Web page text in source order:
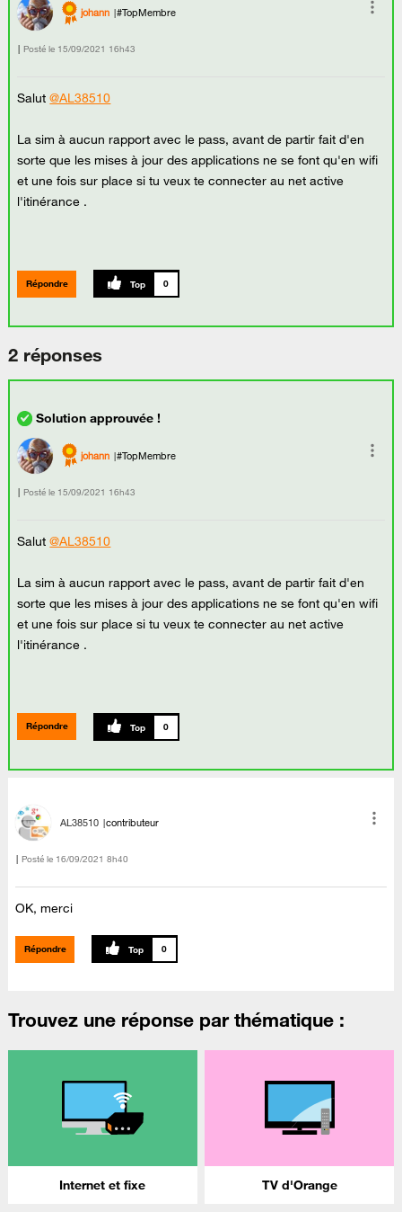
johann #TopMembre
Posté le ‎15/09/2021 16h43
Salut@AL38510
La sim à aucun rapport avec le pass, avant de partir fait d'en
sorte que les mises à jour des applications ne se font qu'en wifi
et une fois sur place si tu veux te connecter au net active
l'itinérance .
Répondre 0
2 réponses
johann #TopMembre
Posté le ‎15/09/2021 16h43
Salut@AL38510
La sim à aucun rapport avec le pass, avant de partir fait d'en
sorte que les mises à jour des applications ne se font qu'en wifi
et une fois sur place si tu veux te connecter au net active
l'itinérance .
Répondre 0
AL38510 contributeur
Posté le ‎16/09/2021 8h40
OK, merci
Répondre 0
Trouvez une réponse par thématique :
Internet et fixe TV d'Orange